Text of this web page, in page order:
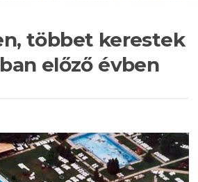
többet kerestek
előző évben